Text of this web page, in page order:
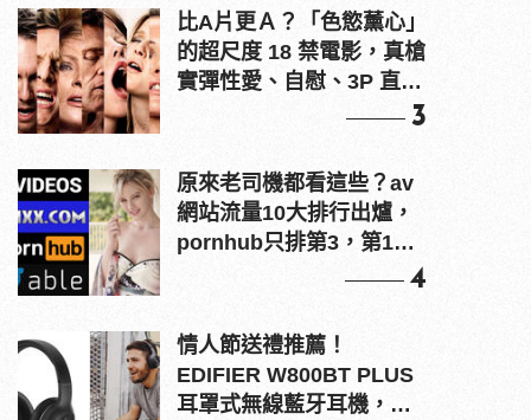
比A片更Ａ？「色慾薰心」
的超尺度 18 禁電影，真槍
實彈性愛、自慰、3P 直接
3
原來老司機都看這些？av
網站流量10大排行出爐，
pornhub只排第3，第1名
4
情人節送禮推薦！
EDIFIER W800BT PLUS
耳罩式無線藍牙耳機，在